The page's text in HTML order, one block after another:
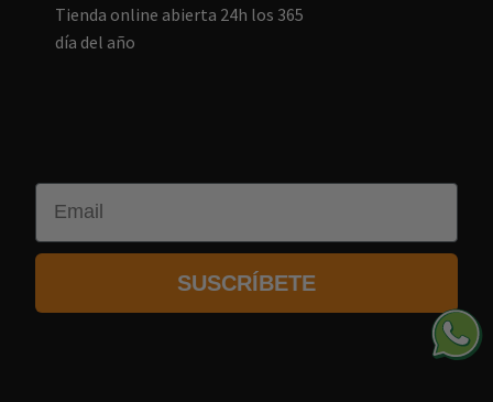
Tienda online abierta 24h los 365
día del año
Email
SUSCRÍBETE